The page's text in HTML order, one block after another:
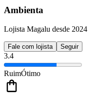
Ambienta
Lojista Magalu desde 2024
Fale com lojista Seguir
3.4
RuimÓtimo